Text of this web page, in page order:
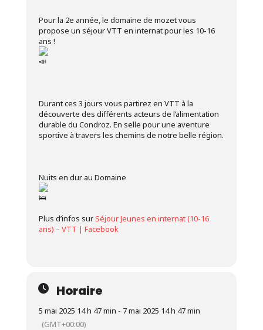
Pour la 2e année, le domaine de mozet vous
propose un séjour VTT en internat pour les 10-16
ans !
Durant ces 3 jours vous partirez en VTT à la
découverte des différents acteurs de l’alimentation
durable du Condroz. En selle pour une aventure
sportive à travers les chemins de notre belle région.
Nuits en dur au Domaine
Plus d’infos surSéjour Jeunes en internat (10-16
ans) – VTT | Facebook
Horaire
5 mai 2025 14 h 47 min - 7 mai 2025 14 h 47 min
(GMT+00:00)